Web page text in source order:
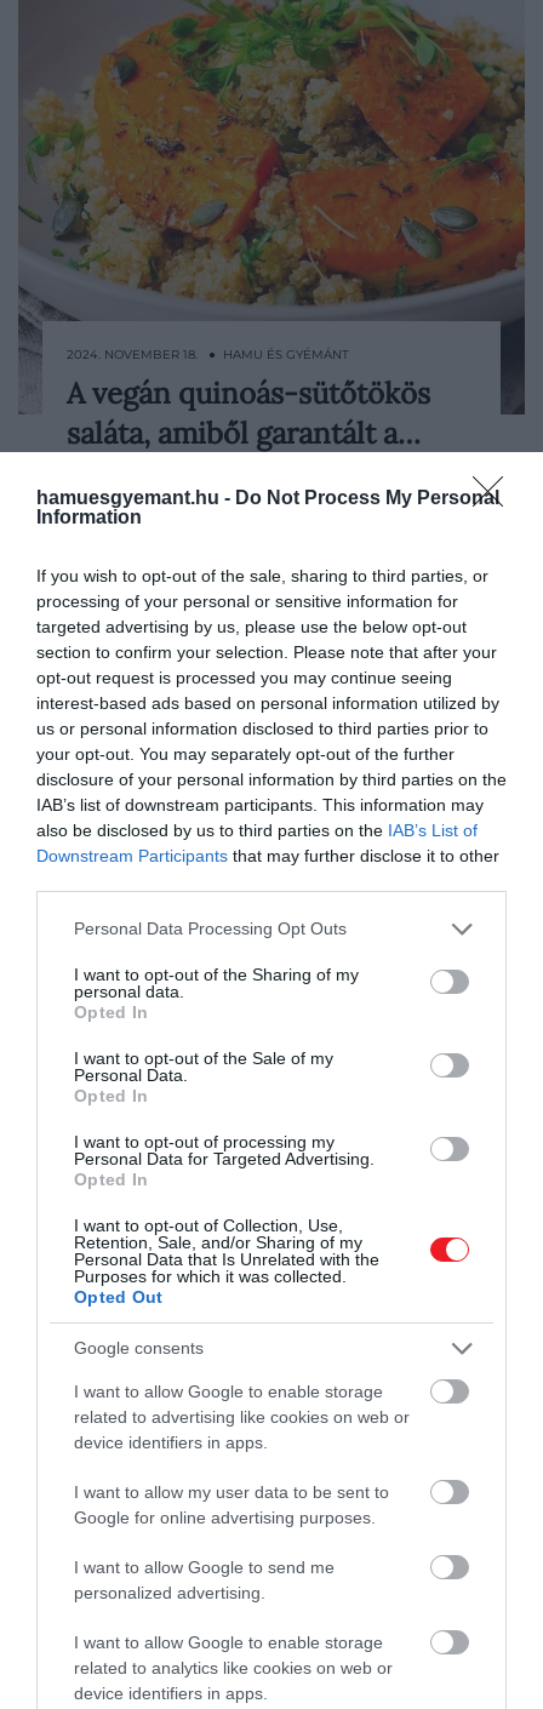
hamuesgyemant.hu - Do Not Process My Personal
Information
If you wish to opt-out of the sale, sharing to third parties, or
processing of your personal or sensitive information for
targeted advertising by us, please use the below opt-out
section to confirm your selection. Please note that after your
opt-out request is processed you may continue seeing
interest-based ads based on personal information utilized by
us or personal information disclosed to third parties prior to
your opt-out. You may separately opt-out of the further
disclosure of your personal information by third parties on the
IAB’s list of downstream participants. This information may
also be disclosed by us to third parties on the IAB’s List of
Downstream Participants that may further disclose it to other
Please note that this website/app uses one or more Google
not limited to your visit or usage behaviour. You may click to
grant or deny consent to Google and its third-party tags to
use your data for below specified purposes in below Google
consent section.
Personal Data Processing Opt Outs
I want to opt-out of the Sharing of my
personal data.
Opted In
I want to opt-out of the Sale of my
Personal Data.
Opted In
I want to opt-out of processing my
Personal Data for Targeted Advertising.
Opted In
I want to opt-out of Collection, Use,
Retention, Sale, and/or Sharing of my
Personal Data that Is Unrelated with the
Purposes for which it was collected.
Opted Out
Google consents
I want to allow Google to enable storage
related to advertising like cookies on web or
device identifiers in apps.
I want to allow my user data to be sent to
Google for online advertising purposes.
I want to allow Google to send me
personalized advertising.
I want to allow Google to enable storage
related to analytics like cookies on web or
device identifiers in apps.
A csak „bowl“ (tál) néven emlegetett
ételek az elmúlt években egyre nagyobb
egyszerűen elkészíthetőek, de
egészségesek, finomak, ráadásul
saláta és egy kiadósabb egytálétel között
mozog, így gyakorlatilag a nap bármelyik…
2024. NOVEMBER 18. ● HAMU ÉS GYÉMÁNT
A vegán quinoás-sütőtökös
saláta, amiből garantált a…
általában előtérbe kerül a sütőtök és
annak minden formája, hiszen az ezerarcú
2024. NOVEMBER 1. ● HAMU ÉS GYÉMÁNT
Így készül az egyszerű, de
mennyei indonéz sütőtöktorta
HAMU ÉS GYÉMÁNT